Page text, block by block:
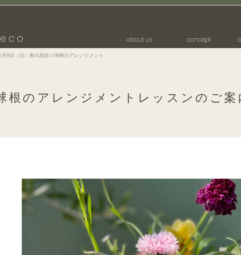
eco about us concept
月9日（日）春の息吹☆球根のアレンジメント
のアレンジメントレッスンのご